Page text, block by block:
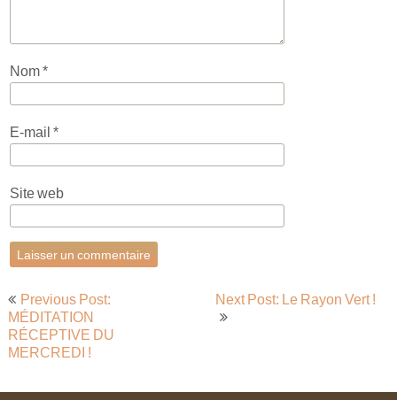
Nom*
E-mail *
Site web
Navigation
de
l’article
Previous Post:
MÉDITATION
RÉCEPTIVE DU
MERCREDI !
Next Post: Le Rayon Vert !